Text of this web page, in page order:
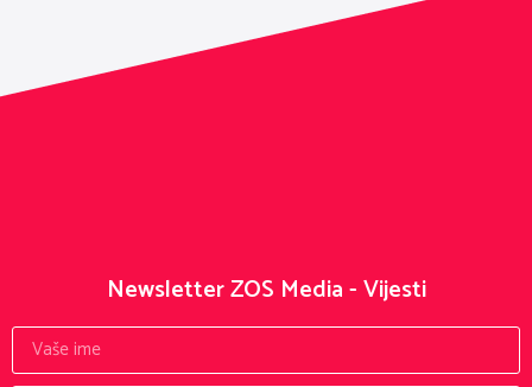
Newsletter ZOS Media - Vijesti